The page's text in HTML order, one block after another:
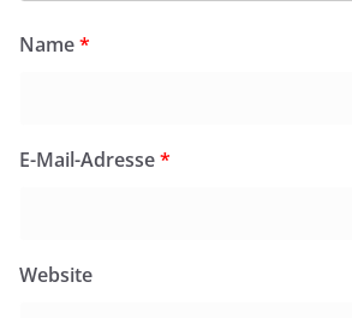
Name*
E-Mail-Adresse*
Website